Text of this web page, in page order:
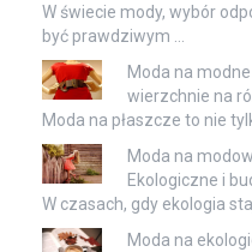
W świecie mody, wybór
być prawdziwym …
Moda na
wierzchnie na
Moda na płaszcze to nie
Moda na
Ekologiczne i
W czasach, gdy ekologia
Moda na